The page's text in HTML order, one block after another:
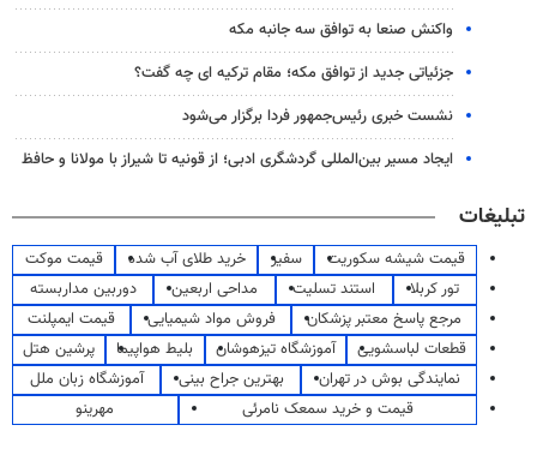
واکنش صنعا به توافق سه جانبه مکه
جزئیاتی جدید از توافق مکه؛ مقام ترکیه ای چه گفت؟
نشست خبری رئیس‌جمهور فردا برگزار می‌شود
ایجاد مسیر بین‌المللی گردشگری ادبی؛ از قونیه تا شیراز با مولانا و حافظ
تبلیغات
قیمت شیشه سکوریت سفیر خرید طلای آب شده
قیمت موکت
تور کربلا
استند تسلیت مداحی اربعین
دوربین مداربسته
مرجع پاسخ معتبر پزشکان
فروش مواد شیمیایی
قیمت ایمپلنت
قطعات لباسشویی
آموزشگاه تیزهوشان بلیط هواپیما
پرشین هتل
نمایندگی بوش در تهران
بهترین جراح بینی
آموزشگاه زبان ملل
قیمت و خرید سمعک نامرئی
مهرینو